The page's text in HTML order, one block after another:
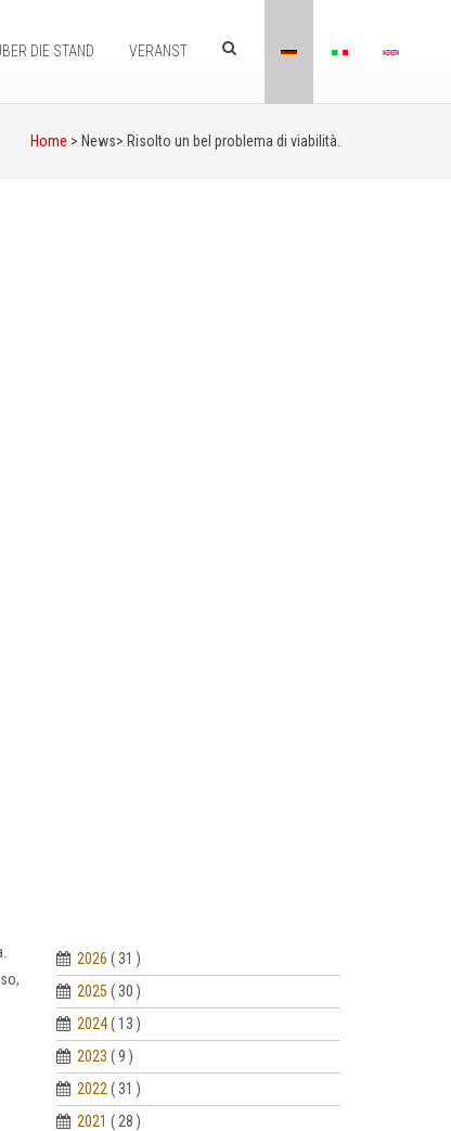
DIE STAND VERANST
Home > News> Risolto un bel problema di viabilità.
2026 ( 31 )
2025 ( 30 )
2024 ( 13 )
2023 ( 9 )
2022 ( 31 )
2021 ( 28 )